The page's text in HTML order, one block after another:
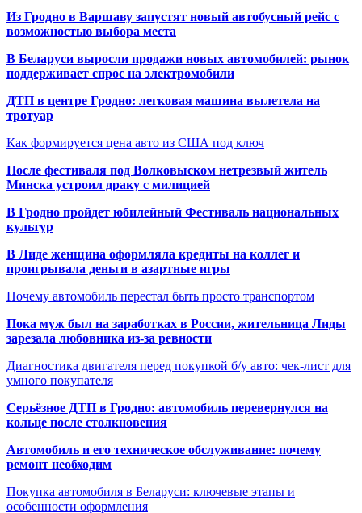
Из Гродно в Варшаву запустят новый автобусный рейс с
возможностью выбора места
В Беларуси выросли продажи новых автомобилей: рынок
поддерживает спрос на электромобили
ДТП в центре Гродно: легковая машина вылетела на
тротуар
Как формируется цена авто из США под ключ
После фестиваля под Волковыском нетрезвый житель
Минска устроил драку с милицией
В Гродно пройдет юбилейный Фестиваль национальных
культур
В Лиде женщина оформляла кредиты на коллег и
проигрывала деньги в азартные игры
Почему автомобиль перестал быть просто транспортом
Пока муж был на заработках в России, жительница Лиды
зарезала любовника из-за ревности
Диагностика двигателя перед покупкой б/у авто: чек-лист для
умного покупателя
Серьёзное ДТП в Гродно: автомобиль перевернулся на
кольце после столкновения
Автомобиль и его техническое обслуживание: почему
ремонт необходим
Покупка автомобиля в Беларуси: ключевые этапы и
особенности оформления